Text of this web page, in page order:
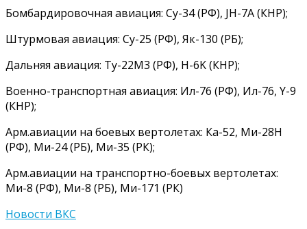
Бомбардировочная авиация: Су-34 (РФ), JH-7A (КНР);
Штурмовая авиация: Су-25 (РФ), Як-130 (РБ);
Дальняя авиация: Ту-22М3 (РФ), H-6K (КНР);
Военно-транспортная авиация: Ил-76 (РФ), Ил-76, Y-9
(КНР);
Арм.авиации на боевых вертолетах: Ка-52, Ми-28Н
(РФ), Ми-24 (РБ), Ми-35 (РК);
Арм.авиации на транспортно-боевых вертолетах:
Ми-8 (РФ), Ми-8 (РБ), Ми-171 (РК)
Новости ВКС